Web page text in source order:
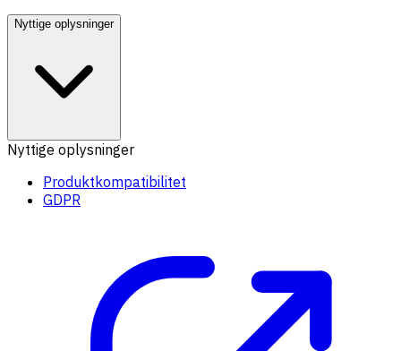
Nyttige oplysninger
Nyttige oplysninger
Produktkompatibilitet
GDPR